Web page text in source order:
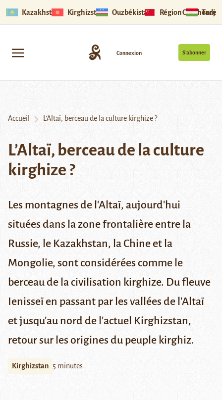
Kazakhstan Kirghizstan Ouzbékistan Région Ouïghoure
S’abonner
Connexion
Accueil L’Altaï, berceau de la culture kirghize ?
L’Altaï, berceau de la culture
kirghize ?
Les montagnes de l'Altaï, aujourd'hui
situées dans la zone frontalière entre la
Russie, le Kazakhstan, la Chine et la
Mongolie, sont considérées comme le
berceau de la civilisation kirghize. Du fleuve
Ienisseï en passant par les vallées de l'Altaï
et jusqu'au nord de l'actuel Kirghizstan,
retour sur les origines du peuple kirghiz.
Kirghizstan 5 minutes